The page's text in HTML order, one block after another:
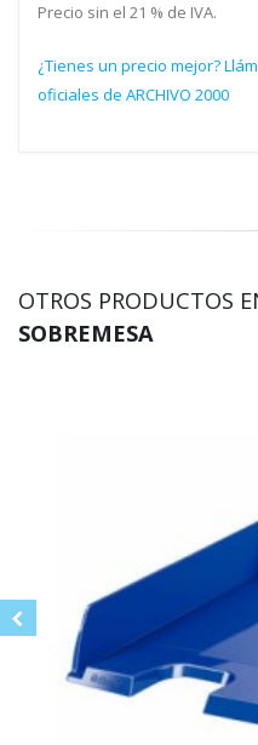
Precio sin el 21 % de IVA.
¿Tienes un precio mejor?
oficiales de ARCHIVO 2000
OTROS PRODUCTOS
SOBREMESA